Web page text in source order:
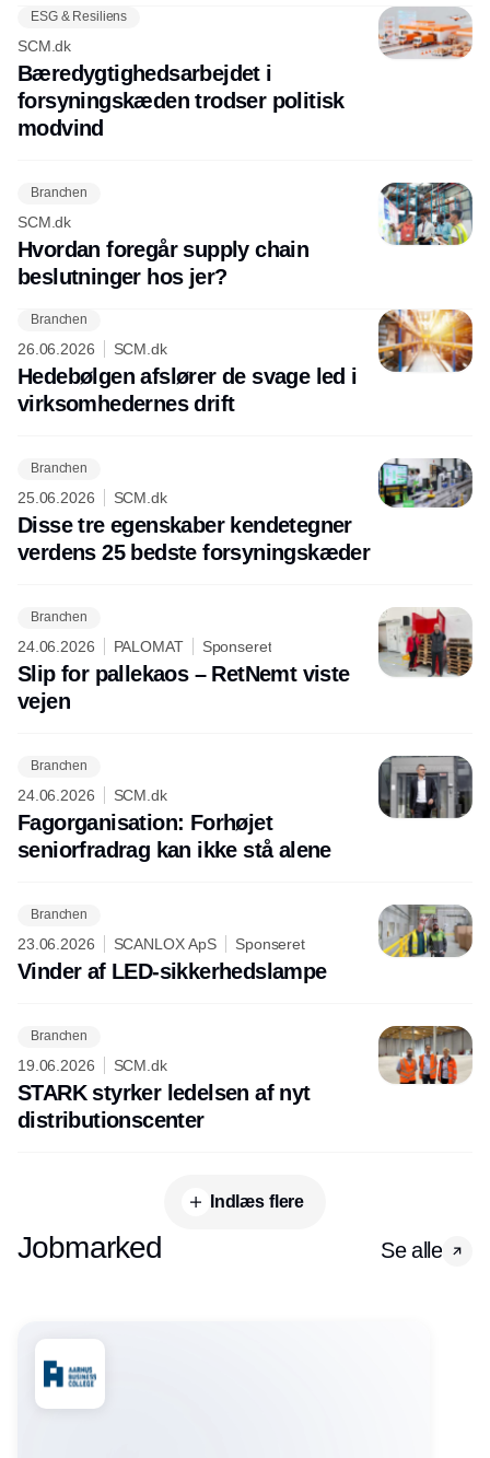
ESG & Resiliens
SCM.dk
Bæredygtighedsarbejdet i
forsyningskæden trodser politisk
modvind
Branchen
SCM.dk
Hvordan foregår supply chain
beslutninger hos jer?
Branchen
26.06.2026 SCM.dk
Hedebølgen afslører de svage led i
virksomhedernes drift
Branchen
25.06.2026 SCM.dk
Disse tre egenskaber kendetegner
verdens 25 bedste forsyningskæder
Branchen
24.06.2026 PALOMAT Sponseret
Slip for pallekaos – RetNemt viste
vejen
Branchen
24.06.2026 SCM.dk
Fagorganisation: Forhøjet
seniorfradrag kan ikke stå alene
Branchen
23.06.2026 SCANLOX ApS Sponseret
Vinder af LED-sikkerhedslampe
Branchen
19.06.2026 SCM.dk
STARK styrker ledelsen af nyt
distributionscenter
Indlæs flere
Jobmarked Se alle